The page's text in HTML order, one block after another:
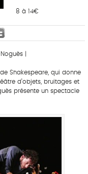
8 à 14€
|
Shakespeare, qui donne
d’objets, bruitages et
présente un spectacle